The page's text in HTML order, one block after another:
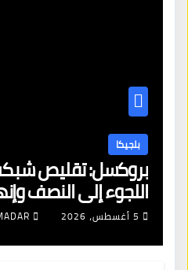
بلجيكا
بروكسل: تقليص
اللجوء إلى النصف
بروكسل»
5 أغسطس، 2026